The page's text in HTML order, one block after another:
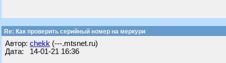
Re: Как проверить серийный номер на меркури
Автор: chekk (---.mtsnet.ru)
Дата: 14-01-21 16:36